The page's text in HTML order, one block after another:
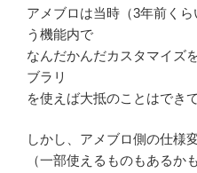
アメブロは当時（3年前く
う機能内で
なんだかんだカスタマイズ
ブラリ
を使えば大抵のことはでき
しかし、アメブロ側の仕様
（一部使えるものもあるか